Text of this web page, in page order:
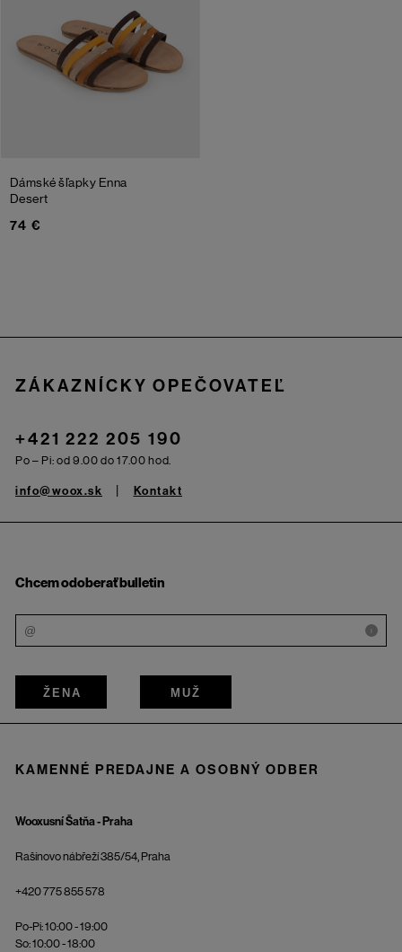
Dámské šľapky Enna
Desert
74 €
ZÁKAZNÍCKY OPEČOVATEĽ
+421 222 205 190
Po – Pi: od 9.00 do 17.00 hod.
info@woox.sk Kontakt
Chcem odoberať bulletin
i
ŽENA MUŽ
KAMENNÉ PREDAJNE A OSOBNÝ ODBER
Wooxusní Šatňa - Praha
Rašínovo nábřeží 385/54, Praha
+420 775 855 578
Po-Pi: 10:00 - 19:00
So: 10:00 - 18:00